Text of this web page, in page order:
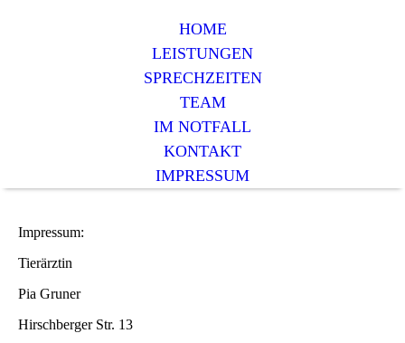
HOME
LEISTUNGEN
SPRECHZEITEN
TEAM
IM NOTFALL
KONTAKT
IMPRESSUM
Impressum:
Tierärztin
Pia Gruner
Hirschberger Str. 13